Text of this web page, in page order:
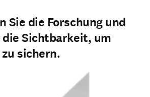
Sie die Forschung und
die Sichtbarkeit, um
sichern.